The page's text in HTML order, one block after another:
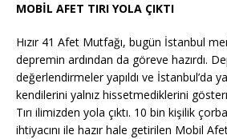
MOBİL AFET TIRI YOLA ÇIKTI
Hızır 41 Afet Mutfağı, bugün İstanbul
depremin ardından da göreve hazırdı.
değerlendirmeler yapıldı ve İstanbul’da
kendilerini yalnız hissetmediklerini
Tırı ilimizden yola çıktı. 10 bin kişilik
ihtiyacını ile hazır hale getirilen Mobil